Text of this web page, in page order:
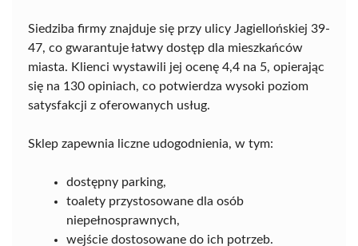
Siedziba firmy znajduje się przy ulicy Jagiellońskiej 39-
47, co gwarantuje łatwy dostęp dla mieszkańców
miasta. Klienci wystawili jej ocenę 4,4 na 5, opierając
się na 130 opiniach, co potwierdza wysoki poziom
satysfakcji z oferowanych usług.
Sklep zapewnia liczne udogodnienia, w tym:
dostępny parking,
toalety przystosowane dla osób
niepełnosprawnych,
wejście dostosowane do ich potrzeb.